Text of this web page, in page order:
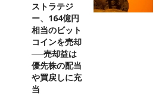
ストラテジ
ー、164億円
相当のビット
コインを売却
──売却益は
優先株の配当
や買戻しに充
当